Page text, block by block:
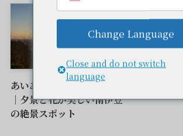
観光スポット
あいあい岬・ユウスゲ公園
｜夕景と花が美しい南伊豆
の絶景スポット
Change Language
Close and do not switch
language